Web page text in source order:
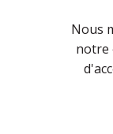
Nous
notre